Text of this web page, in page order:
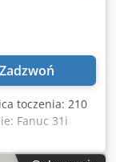
Zadzwoń
toczenia: 210
Fanuc 31i
napędu –
476 Nm